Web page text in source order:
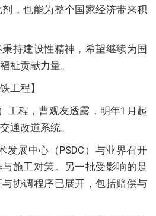
，也能为整个国家经济带来积
持建设性精神，希望继续为国
祉贡献力量。
工程】
工程，曹观友透露，明年1月起
通改道系统。
发展中心（PSDC）与业界召开
施工对策。另一批受影响的是
协调程序已展开，包括赔偿与